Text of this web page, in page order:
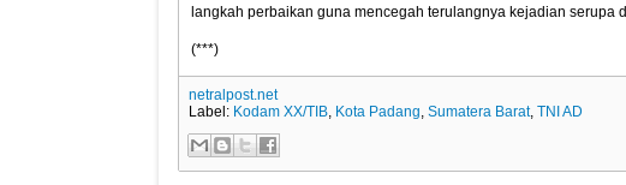
langkah perbaikan guna mencegah terulangnya kejadian serupa
(***)
netralpost.net
Label: Kodam XX/TIB, Kota Padang,Sumatera Barat,TNI AD